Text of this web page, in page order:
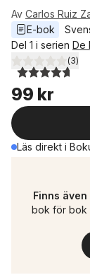
Av Carlos Ruiz
E-bok
Del 1 i serien De
4,7utav 5 (3)
99 kr
Läs direkt i
Finns även
bok för bok